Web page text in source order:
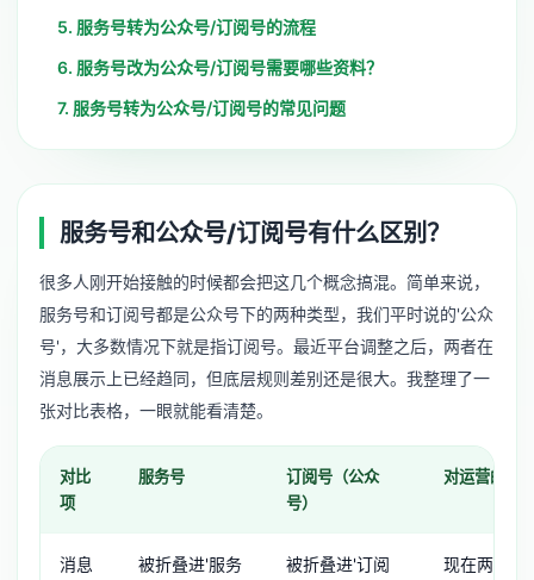
5. 服务号转为公众号/订阅号的流程
6. 服务号改为公众号/订阅号需要哪些资料？
7. 服务号转为公众号/订阅号的常见问题
服务号和公众号/订阅号有什么区别？
很多人刚开始接触的时候都会把这几个概念搞混。简单来说，
服务号和订阅号都是公众号下的两种类型，我们平时说的'公众
号'，大多数情况下就是指订阅号。最近平台调整之后，两者在
消息展示上已经趋同，但底层规则差别还是很大。我整理了一
张对比表格，一眼就能看清楚。
对比
项
服务号
订阅号（公众
号）
对运营的影
消息
被折叠进'服务
被折叠进'订阅
现在两者都